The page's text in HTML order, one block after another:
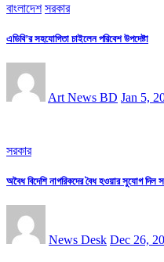
বাংলাদেশ সরকার
এডিবি’র সহযোগিতা চাইলেন পরিবেশ উপদেষ্টা
Art News BD Jan 5,
সরকার
অবৈধ বিদেশি নাগরিকদের বৈধ হওয়ার সুযোগ দিল
News Desk Dec 26,